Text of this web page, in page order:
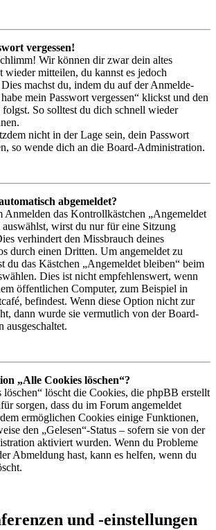
vergessen!
Wir können dir zwar dein altes
wieder mitteilen, du kannst es jedoch
machst du, indem du auf der Anmelde-
mein Passwort vergessen“ klickst und den
So solltest du dich schnell wieder
nicht in der Lage sein, dein Passwort
so wende dich an die Board-Administration.
abgemeldet?
Anmelden das Kontrollkästchen „Angemeldet
wirst du nur für eine Sitzung
verhindert den Missbrauch deines
durch einen Dritten. Um angemeldet zu
du das Kästchen „Angemeldet bleiben“ beim
Dies ist nicht empfehlenswert, wenn
öffentlichen Computer, zum Beispiel in
befindest. Wenn diese Option nicht zur
dann wurde sie vermutlich von der Board-
ausgeschaltet.
„Alle Cookies löschen“?
löschen“ löscht die Cookies, die phpBB erstellt
sorgen, dass du im Forum angemeldet
ermöglichen Cookies einige Funktionen,
den „Gelesen“-Status – sofern sie von der
aktiviert wurden. Wenn du Probleme
Abmeldung hast, kann es helfen, wenn du
und -einstellungen